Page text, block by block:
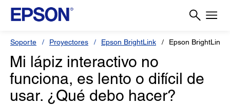
Soporte Proyectores Epson BrightLink Epson BrightLink
Mi lápiz interactivo no
funciona, es lento o difícil de
usar. ¿Qué debo hacer?